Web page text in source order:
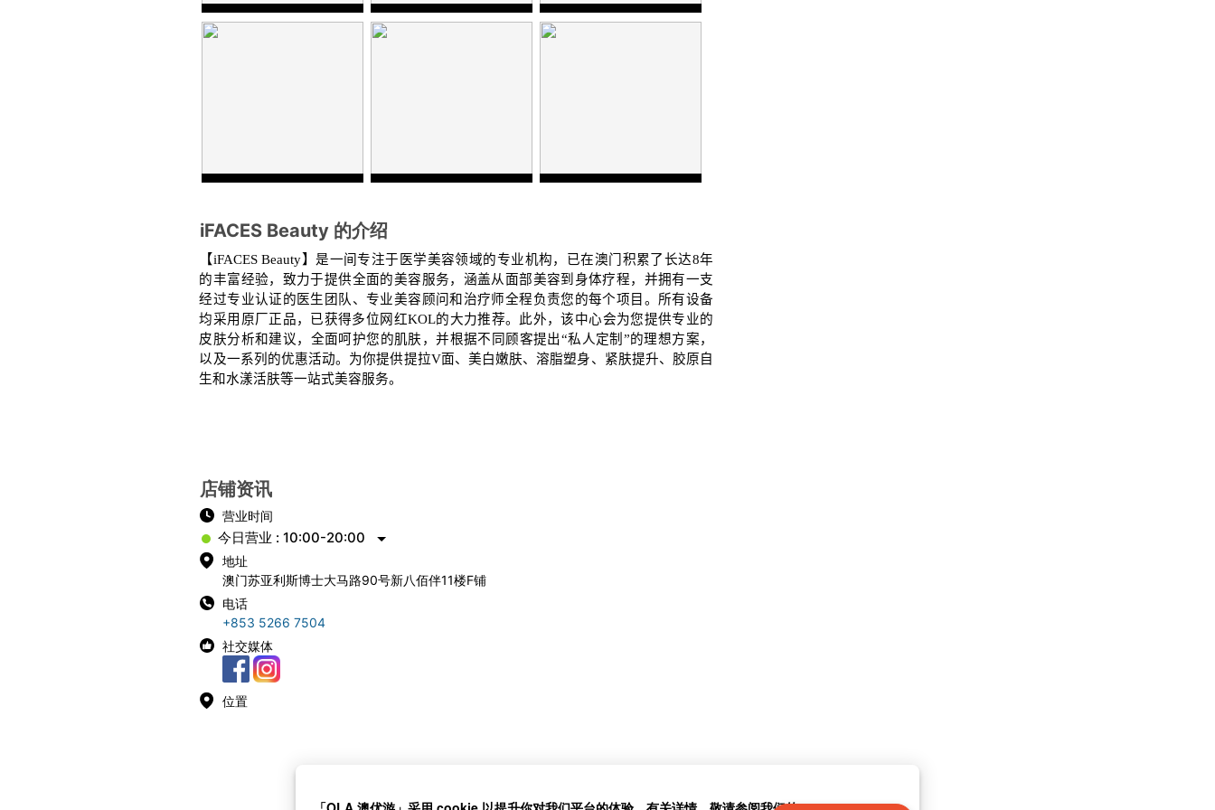
iFACES Beauty 的介绍
【iFACES Beauty】是一间专注于医学美容领域的专业机构，已在澳门积累了长达8年
的丰富经验，致力于提供全面的美容服务，涵盖从面部美容到身体疗程，并拥有一支
经过专业认证的医生团队、专业美容顾问和治疗师全程负责您的每个项目。所有设备
均采用原厂正品，已获得多位网红KOL的大力推荐。此外，该中心会为您提供专业的
皮肤分析和建议，全面呵护您的肌肤，并根据不同顾客提出“私人定制”的理想方案，
以及一系列的优惠活动。为你提供提拉V面、美白嫩肤、溶脂塑身、紧肤提升、胶原自
生和水漾活肤等一站式美容服务。
店铺资讯
营业时间
今日营业 : 10:00-20:00
地址
澳门苏亚利斯博士大马路90号新八佰伴11楼F铺
电话
+853 5266 7504
社交媒体
位置